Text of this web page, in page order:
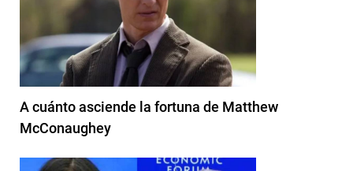
A cuánto asciende la fortuna de Matthew
McConaughey